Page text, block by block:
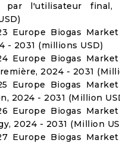
par l'utilisateur
Europe Biogas
- 2031 (millions USD)
Europe Biogas
2024 - 2031
Europe Biogas
2024 - 2031 (Million
Europe Biogas
2024 - 2031 (Million
Europe Biogas